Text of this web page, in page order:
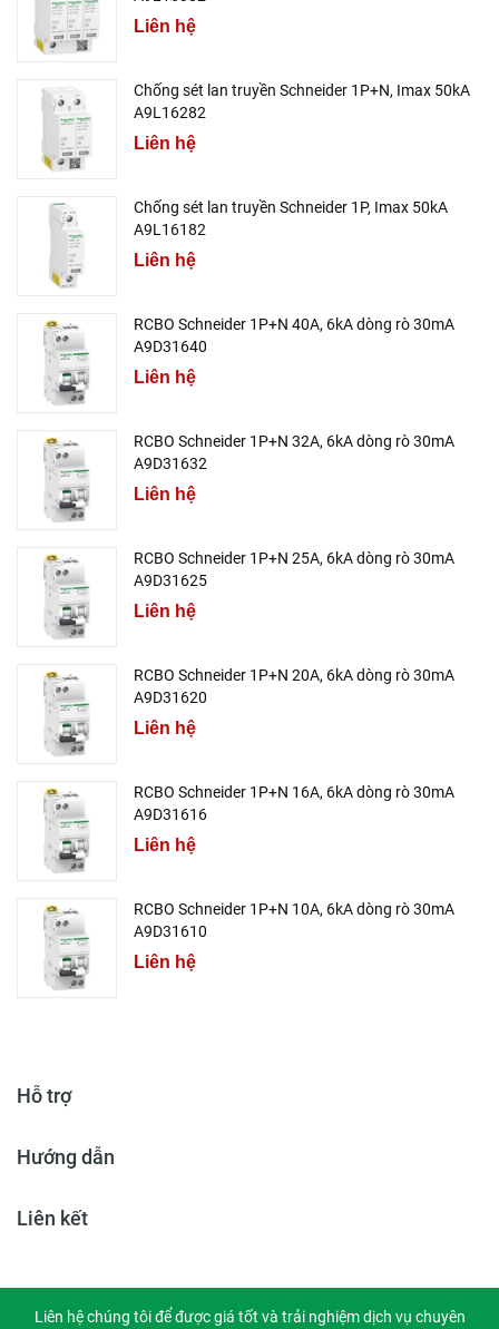
Liên hệ
Chống sét lan truyền Schneider 1P+N, Imax 50kA
A9L16282
Liên hệ
Chống sét lan truyền Schneider 1P, Imax 50kA
A9L16182
Liên hệ
RCBO Schneider 1P+N 40A, 6kA dòng rò 30mA
A9D31640
Liên hệ
RCBO Schneider 1P+N 32A, 6kA dòng rò 30mA
A9D31632
Liên hệ
RCBO Schneider 1P+N 25A, 6kA dòng rò 30mA
A9D31625
Liên hệ
RCBO Schneider 1P+N 20A, 6kA dòng rò 30mA
A9D31620
Liên hệ
RCBO Schneider 1P+N 16A, 6kA dòng rò 30mA
A9D31616
Liên hệ
RCBO Schneider 1P+N 10A, 6kA dòng rò 30mA
A9D31610
Liên hệ
Hỗ trợ
Hướng dẫn
Liên kết
Liên hệ chúng tôi để được giá tốt và trải nghiệm dịch vụ chuyên